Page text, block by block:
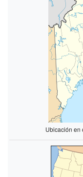
Ubicación en